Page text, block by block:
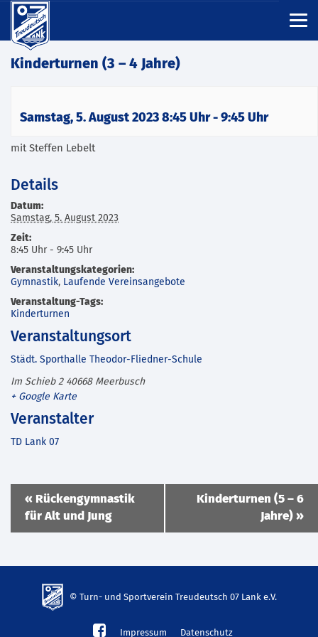
Kinderturnen (3 – 4 Jahre)
Samstag, 5. August 2023 8:45 Uhr- 9:45 Uhr
mit Steffen Lebelt
Details
Datum:
Samstag, 5. August 2023
Zeit:
8:45 Uhr - 9:45 Uhr
Veranstaltungskategorien:
Gymnastik, Laufende Vereinsangebote
Veranstaltung-Tags:
Kinderturnen
Veranstaltungsort
Städt. Sporthalle Theodor-Fliedner-Schule
Im Schieb 2 40668 Meerbusch
+ Google Karte
Veranstalter
TD Lank 07
Veranstaltung
Navigation
« Rückengymnastik
für Alt und Jung
Kinderturnen (5 – 6
Jahre) »
© Turn- und Sportverein Treudeutsch 07 Lank e.V.
Impressum Datenschutz